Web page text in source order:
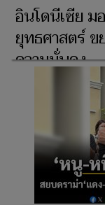
อินโดนีเซีย ม
ยุทธศาสตร์
ความมั่นคง